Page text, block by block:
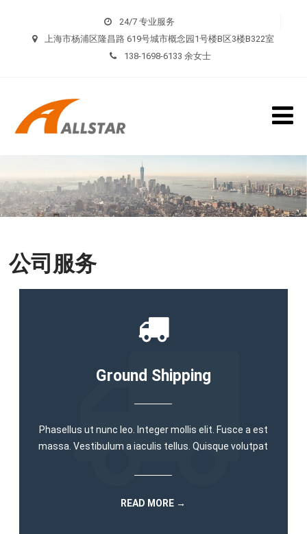
24/7 专业服务
上海市杨浦区隆昌路 619号城市概念园1号楼B区3楼B322室
138-1698-6133 余女士
公司服务
Ground Shipping
Phasellus ut nunc leo. Integer mollis elit. Fusce a est
massa. Vestibulum a iaculis tellus. Quisque volutpat
READ MORE →